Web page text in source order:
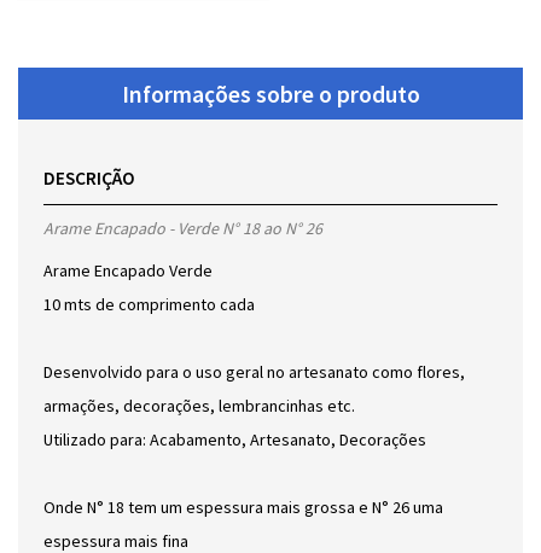
Informações sobre o produto
DESCRIÇÃO
Arame Encapado - Verde N° 18 ao N° 26
Arame Encapado Verde
10 mts de comprimento cada
Desenvolvido para o uso geral no artesanato como flores,
armações, decorações, lembrancinhas etc.
Utilizado para: Acabamento, Artesanato, Decorações
Onde N° 18 tem um espessura mais grossa e N° 26 uma
espessura mais fina